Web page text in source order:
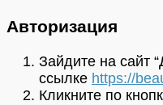
Авторизация
Зайдите на сайт
ссылке https://
Кликните по